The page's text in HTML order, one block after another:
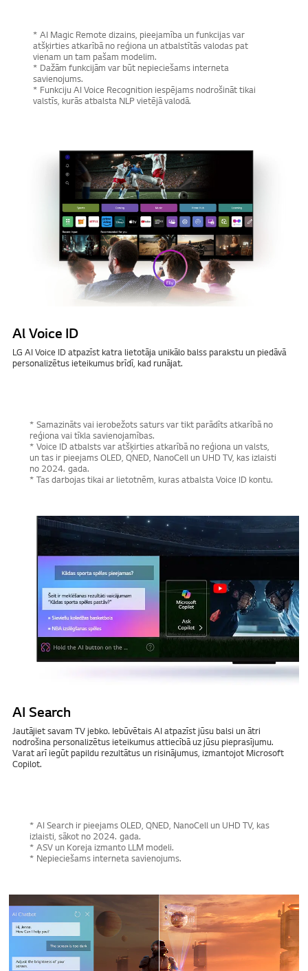
* AI Magic Remote dizains, pieejamība un funkcijas var
atšķirties atkarībā no reģiona un atbalstītās valodas pat
vienam un tam pašam modelim.
* Dažām funkcijām var būt nepieciešams interneta
savienojums.
* Funkciju AI Voice Recognition iespējams nodrošināt tikai
valstīs, kurās atbalsta NLP vietējā valodā.
Al Voice ID
LG AI Voice ID atpazīst katra lietotāja unikālo balss parakstu un piedāvā
personalizētus ieteikumus brīdī, kad runājat.
* Samazināts vai ierobežots saturs var tikt parādīts atkarībā no
reģiona vai tīkla savienojamības.
* Voice ID atbalsts var atšķirties atkarībā no reģiona un valsts,
un tas ir pieejams OLED, QNED, NanoCell un UHD TV, kas izlaisti
no 2024. gada.
* Tas darbojas tikai ar lietotnēm, kuras atbalsta Voice ID kontu.
AI Search
Jautājiet savam TV jebko. Iebūvētais AI atpazīst jūsu balsi un ātri
nodrošina personalizētus ieteikumus attiecībā uz jūsu pieprasījumu.
Varat arī iegūt papildu rezultātus un risinājumus, izmantojot Microsoft
Copilot.
* AI Search ir pieejams OLED, QNED, NanoCell un UHD TV, kas
izlaisti, sākot no 2024. gada.
* ASV un Koreja izmanto LLM modeli.
* Nepieciešams interneta savienojums.